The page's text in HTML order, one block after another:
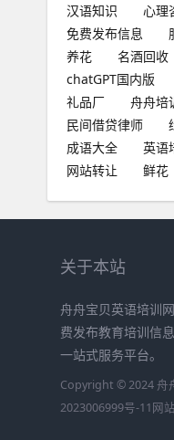
汉语知识
心理
免费发布信息
养花
名酒回收
chatGPT国内版
礼品厂
舟舟培
民间借贷律师
成语大全
英语
网站转让
鲜花
关于本站
舟舟宝贝英语培训
费发布教育培训信
一站式服务平台。
Copyright © 2024 舟
2023006999号-11网